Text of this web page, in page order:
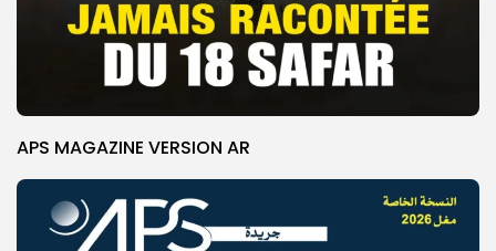
APS MAGAZINE VERSION AR